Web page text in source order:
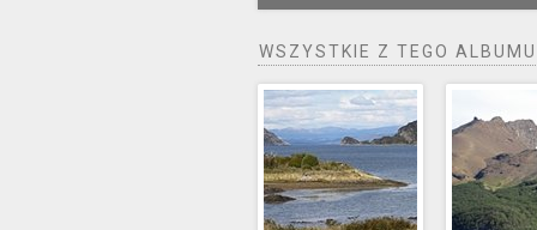
WSZYSTKIE Z TEGO ALBUMU